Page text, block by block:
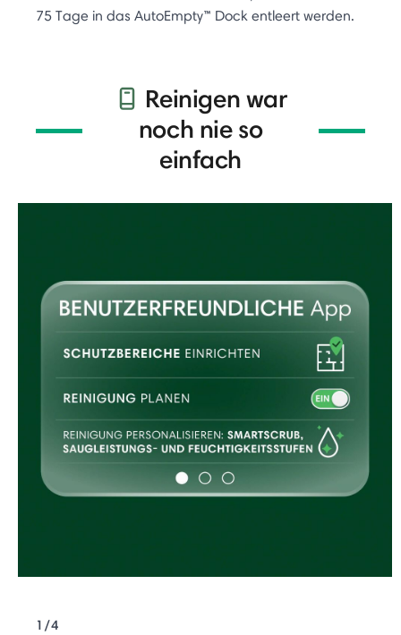
75 Tage in das AutoEmpty™ Dock entleert werden.
Reinigen war
noch nie so
einfach
1/4